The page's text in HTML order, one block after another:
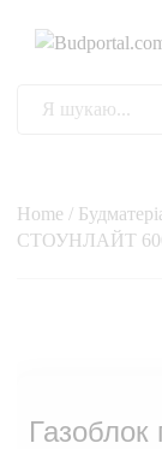
Home /
СТОУНЛАЙТ
Газоблок